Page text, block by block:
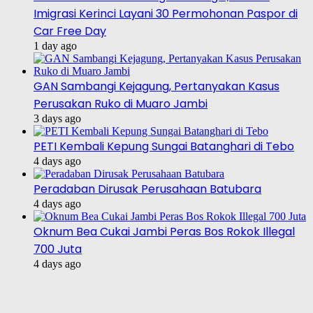
Imigrasi Kerinci Layani 30 Permohonan Paspor di
Car Free Day
1 day ago
GAN Sambangi Kejagung, Pertanyakan Kasus
Perusakan Ruko di Muaro Jambi
3 days ago
PETI Kembali Kepung Sungai Batanghari di Tebo
4 days ago
Peradaban Dirusak Perusahaan Batubara
4 days ago
Oknum Bea Cukai Jambi Peras Bos Rokok Illegal
700 Juta
4 days ago